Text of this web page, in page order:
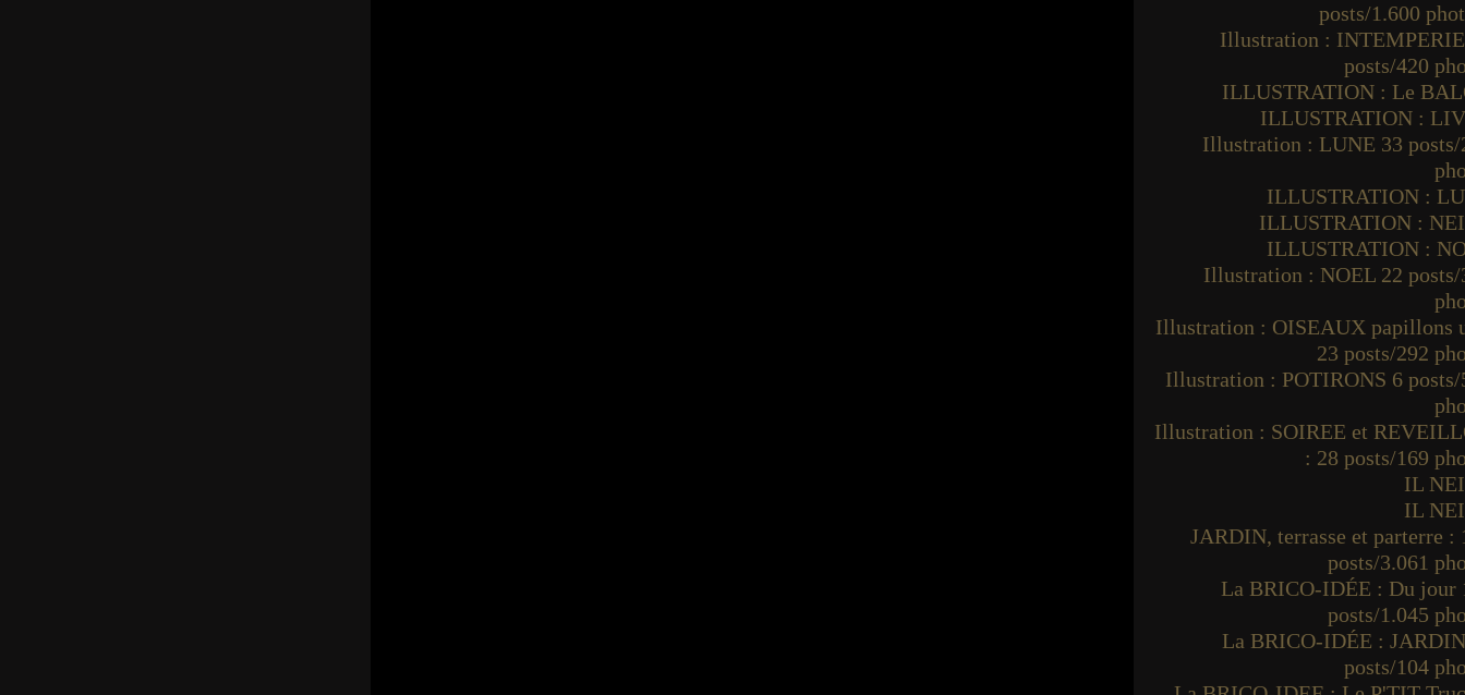
posts/1.600
Illustration :
posts/420
ILLUSTRATION : Le
ILLUSTRATION :
Illustration : LUNE 33 posts/
ILLUSTRATION :
ILLUSTRATION :
ILLUSTRATION :
Illustration : NOEL 22 posts/
Illustration : OISEAUX papillons
23 posts/292
Illustration : POTIRONS 6 posts/
Illustration : SOIREE et
: 28 posts/169
IL
IL
JARDIN, terrasse et parterre :
posts/3.061
La BRICO-IDÉE : Du jour
posts/1.045
La BRICO-IDÉE :
posts/104